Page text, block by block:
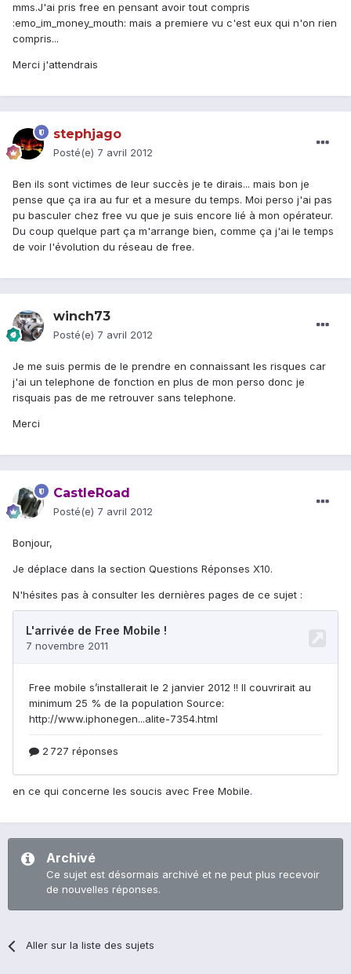
mms.J'ai pris free en pensant avoir tout compris
:emo_im_money_mouth: mais a premiere vu c'est eux qui n'on rien
compris...
Merci j'attendrais
stephjago
Posté(e) 7 avril 2012
Ben ils sont victimes de leur succès je te dirais... mais bon je
pense que ça ira au fur et a mesure du temps. Moi perso j'ai pas
pu basculer chez free vu que je suis encore lié à mon opérateur.
Du coup quelque part ça m'arrange bien, comme ça j'ai le temps
de voir l'évolution du réseau de free.
winch73
Posté(e) 7 avril 2012
Je me suis permis de le prendre en connaissant les risques car
j'ai un telephone de fonction en plus de mon perso donc je
risquais pas de me retrouver sans telephone.
Merci
CastleRoad
Posté(e) 7 avril 2012
Bonjour,
Je déplace dans la section Questions Réponses X10.
N'hésites pas à consulter les dernières pages de ce sujet :
en ce qui concerne les soucis avec Free Mobile.
Archivé
Ce sujet est désormais archivé et ne peut plus recevoir
de nouvelles réponses.
Aller sur la liste des sujets